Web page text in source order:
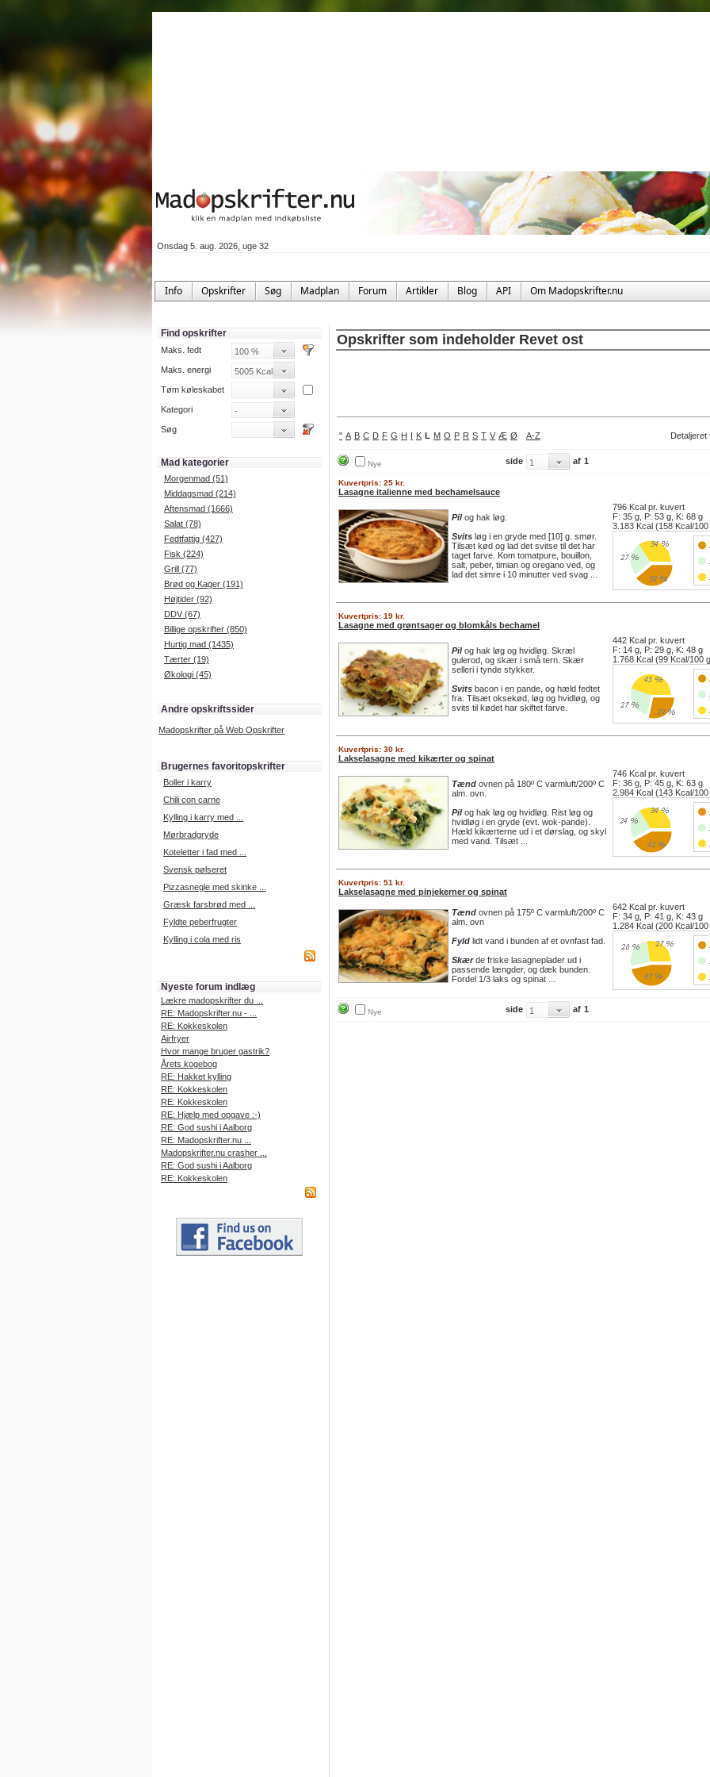
Onsdag 5. aug. 2026, uge 32
Info Opskrifter Søg Madplan Forum Artikler Blog API Om Madopskrifter.nu
Find opskrifter
Maks. fedt
Maks. energi
Tøm køleskabet
Kategori
Søg
Mad kategorier
Morgenmad (51)
Middagsmad (214)
Aftensmad (1666)
Salat (78)
Fedtfattig (427)
Fisk (224)
Grill (77)
Brød og Kager (191)
Højtider (92)
DDV (67)
Billige opskrifter (850)
Hurtig mad (1435)
Tærter (19)
Økologi (45)
Andre opskriftssider
Madopskrifter på Web Opskrifter
Brugernes favoritopskrifter
Boller i karry
Chili con carne
Kylling i karry med ...
Mørbradgryde
Koteletter i fad med ...
Svensk pølseret
Pizzasnegle med skinke ...
Græsk farsbrød med ...
Fyldte peberfrugter
Kylling i cola med ris
Nyeste forum indlæg
Lækre madopskrifter du ...
RE: Madopskrifter.nu - ...
RE: Kokkeskolen
Airfryer
Hvor mange bruger gastrik?
Årets kogebog
RE: Hakket kylling
RE: Kokkeskolen
RE: Kokkeskolen
RE: Hjælp med opgave :-)
RE: God sushi i Aalborg
RE: Madopskrifter.nu ...
Madopskrifter.nu crasher ...
RE: God sushi i Aalborg
RE: Kokkeskolen
Opskrifter som indeholder Revet ost
" A B C D F G H I K L M O P R S T V Æ Ø A-Z Detaljeret
Nye side af 1
Kuvertpris: 25 kr.
Lasagne italienne med bechamelsauce
Pilog hak løg.
Svits løg i en gryde med [10] g. smør.
Tilsæt kød og lad det svitse til det har
taget farve. Kom tomatpure, bouillon,
salt, peber, timian og oregano ved, og
lad det simre i 10 minutter ved svag ...
796 Kcal pr. kuvert
F: 35 g, P: 53 g, K: 68 g
3.183 Kcal (158 Kcal/100
Kuvertpris: 19 kr.
Lasagne med grøntsager og blomkåls bechamel
Pilog hak løg og hvidløg. Skræl
gulerod, og skær i små tern. Skær
selleri i tynde stykker.
Svits bacon i en pande, og hæld fedtet
fra. Tilsæt oksekød, løg og hvidløg, og
svits til kødet har skiftet farve.
442 Kcal pr. kuvert
F: 14 g, P: 29 g, K: 48 g
1.768 Kcal (99 Kcal/100
Kuvertpris: 30 kr.
Lakselasagne med kikærter og spinat
Tænd ovnen på 180º C varmluft/200º C
alm. ovn.
Pilog hak løg og hvidløg. Rist løg og
hvidløg i en gryde (evt. wok-pande).
Hæld kikærterne ud i et dørslag, og skyl
med vand. Tilsæt ...
746 Kcal pr. kuvert
F: 36 g, P: 45 g, K: 63 g
2.984 Kcal (143 Kcal/100
Kuvertpris: 51 kr.
Lakselasagne med pinjekerner og spinat
Tænd ovnen på 175º C varmluft/200º C
alm. ovn
Fyld lidt vand i bunden af et ovnfast fad.
Skærde friske lasagneplader ud i
passende længder, og dæk bunden.
Fordel 1/3 laks og spinat ...
642 Kcal pr. kuvert
F: 34 g, P: 41 g, K: 43 g
1.284 Kcal (200 Kcal/100
Nye side af 1